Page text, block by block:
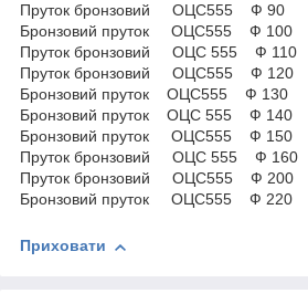
Пруток бронзовий ОЦС555 Ф 90
Бронзовий пруток ОЦС555 Ф 100
Пруток бронзовий ОЦС 555 Ф 110
Пруток бронзовий ОЦС555 Ф 120
Бронзовий пруток ОЦС555 Ф 130
Бронзовий пруток ОЦС 555 Ф 140
Бронзовий пруток ОЦС555 Ф 150
Пруток бронзовий ОЦС 555 Ф 160
Пруток бронзовий ОЦС555 Ф 200
Бронзовий пруток ОЦС555 Ф 220
Приховати